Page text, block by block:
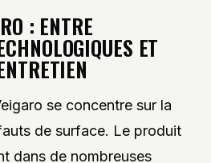
: ENTRE
ET
se concentre sur la
de surface. Le produit
dans de nombreuses